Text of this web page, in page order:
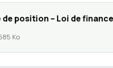
de position – Loi de
Ko